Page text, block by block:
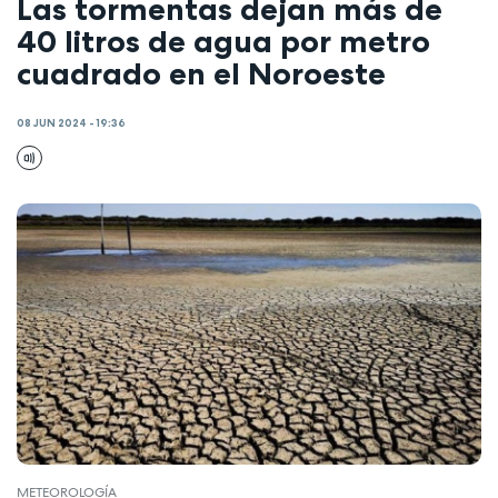
Las tormentas dejan más de
40 litros de agua por metro
cuadrado en el Noroeste
08 JUN 2024 - 19:36
METEOROLOGÍA